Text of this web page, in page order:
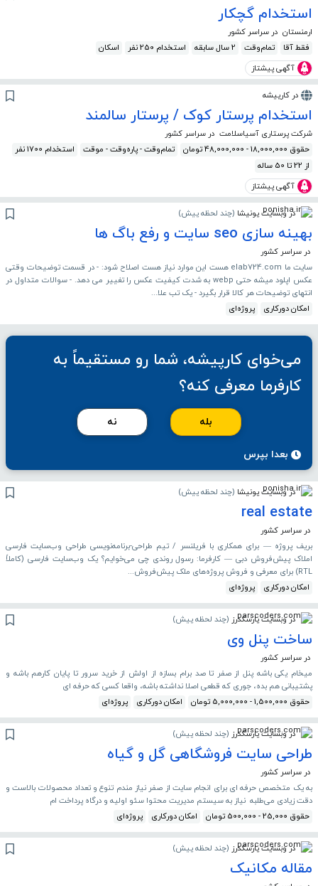
استخدام گچکار
ارمنستان در سراسر کشور
فقط آقا
تمام‌وقت 2 سال سابقه استخدام 250 نفر
اسکان
آگهی پیشتاز
در کارپیشه
استخدام پرستار کوک / پرستار سالمند
شرکت پرستاری آسیاسلامت در سراسر کشور
حقوق 18,000,000 - 48,000,000 تومان
تمام‌وقت - پاره‌وقت - موقت
استخدام 1700 نفر
از 22 تا 50 ساله
آگهی پیشتاز
در وبسایت پونیشا (چند لحظه پیش)
بهینه سازی seo سایت و رفع باگ ها
در سراسر کشور
سایت ما elab724.com هست این موارد نیاز هست اصلاح شود: - در قسمت توضیحات وقتی
عکس اپلود میشه حتی webp به شدت کیفیت عکس را تغییر می دهد. - سوالات متداول در
انتهای توضیحات هر کالا قرار بگیرد - یک تب علا...
امکان دورکاری
پروژه‌ای
می‌خوای کارپیشه، شما رو مستقیماً به
کارفرما معرفی کنه؟
بله نه
بعدا بپرس
در وبسایت پونیشا (چند لحظه پیش)
real estate
در سراسر کشور
بریف پروژه — برای همکاری با فریلنسر / تیم طراحی-برنامه‌نویسی طراحی وب‌سایت فارسی
املاک پیش‌فروش دبی — کارفرما: رسول روندی چی می‌خوایم؟ یک وب‌سایت فارسی (کاملاً
RTL) برای معرفی و فروش پروژه‌های ملک پیش‌فروش...
امکان دورکاری
پروژه‌ای
در وبسایت پارسکدرز (چند لحظه پیش)
ساخت پنل وی
در سراسر کشور
میخام یکی باشه پنل از صفر تا صد برام بسازه از اولش از خرید سرور تا پایان کارهم باشه و
پشتیبانی هم بده، جوری که قطعی اصلا نداشته باشه، واقعا کسی که حرفه ای
حقوق 1,500,000 - 5,000,000 تومان
امکان دورکاری پروژه‌ای
در وبسایت پارسکدرز (چند لحظه پیش)
طراحی سایت فروشگاهی گل و گیاه
در سراسر کشور
به یک متخصص حرفه ای برای انجام سایت از صفر نیاز مندم تنوع و تعداد محصولات بالاست و
دقت زیادی می‌طلبه نیاز به سیستم مدیریت محتوا سئو اولیه و درگاه پرداخت ام
حقوق 25,000 - 500,000 تومان
امکان دورکاری پروژه‌ای
در وبسایت پارسکدرز (چند لحظه پیش)
مقاله مکانیک